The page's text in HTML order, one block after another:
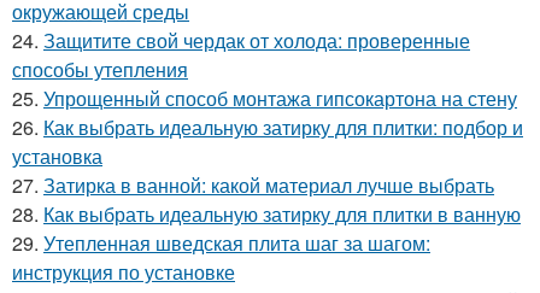
окружающей среды
24. Защитите свой чердак от холода: проверенные
способы утепления
25. Упрощенный способ монтажа гипсокартона на стену
26. Как выбрать идеальную затирку для плитки: подбор и
установка
27. Затирка в ванной: какой материал лучше выбрать
28. Как выбрать идеальную затирку для плитки в ванную
29. Утепленная шведская плита шаг за шагом:
инструкция по установке